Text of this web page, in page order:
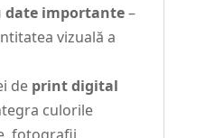
date importante–
vizuală a
de print digital
culorile